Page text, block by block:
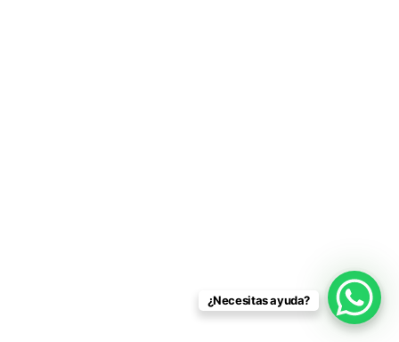
¿Necesitas ayuda?